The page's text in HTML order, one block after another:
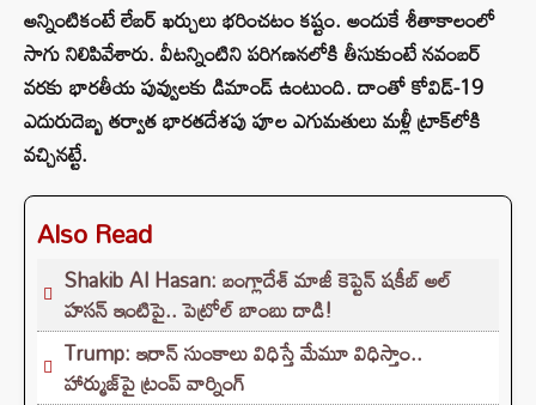
అన్నింటికంటే లేబర్‌ ఖర్చులు భరించటం కష్టం. అందుకే శీతాకాలంలో
సాగు నిలిపివేశారు. వీటన్నింటిని పరిగణనలోకి తీసుకుంటే నవంబర్
వరకు భారతీయ పువ్వులకు డిమాండ్ ఉంటుంది. దాంతో కోవిడ్-19
ఎదురుదెబ్బ తర్వాత భారతదేశపు పూల ఎగుమతులు మళ్లీ ట్రాక్‌లోకి
వచ్చినట్టే.
Also Read
Shakib Al Hasan: బంగ్లాదేశ్ మాజీ కెప్టెన్ షకీబ్ అల్
హసన్ ఇంటిపై.. పెట్రోల్ బాంబు దాడి!
Trump: ఇరాన్ సుంకాలు విధిస్తే మేమూ విధిస్తాం..
హార్ముజ్‌పై ట్రంప్ వార్నింగ్